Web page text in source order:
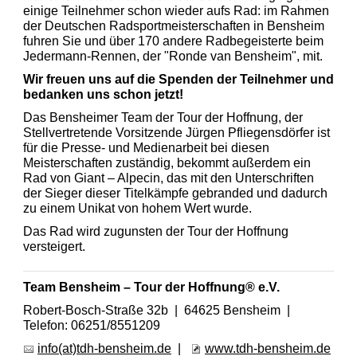
einige Teilnehmer schon wieder aufs Rad: im Rahmen
der Deutschen Radsportmeisterschaften in Bensheim
fuhren Sie und über 170 andere Radbegeisterte beim
Jedermann-Rennen, der "Ronde van Bensheim", mit.
Wir freuen uns auf die Spenden der Teilnehmer und
bedanken uns schon jetzt!
Das Bensheimer Team der Tour der Hoffnung, der
Stellvertretende Vorsitzende Jürgen Pfliegensdörfer ist
für die Presse- und Medienarbeit bei diesen
Meisterschaften zuständig, bekommt außerdem ein
Rad von Giant – Alpecin, das mit den Unterschriften
der Sieger dieser Titelkämpfe gebranded und dadurch
zu einem Unikat von hohem Wert wurde.
Das Rad wird zugunsten der Tour der Hoffnung
versteigert.
Team Bensheim – Tour der Hoffnung® e.V.
Robert-Bosch-Straße 32b | 64625 Bensheim |
Telefon: 06251/8551209
info(at)tdh-bensheim.de| www.tdh-bensheim.de